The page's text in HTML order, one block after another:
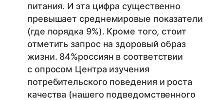
питания. И эта цифра существенно
превышает среднемировые показатели
(где порядка 9%). Кроме того, стоит
отметить запрос на здоровый образ
жизни. 84%россиян в соответствии
с опросом Центра изучения
потребительского поведения и роста
качества (нашего подведомственного